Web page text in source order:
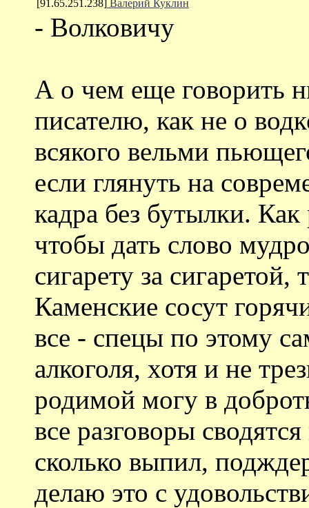
[91.65.251.238] Валерий Куклин
- Волковичу
А о чем еще говорить
писателю, как не о
всякого вельми
если глянуть на
кадра без бутылки.
чтобы дать слово
сигарету за сигаретой,
Каменские сосут
все - спецы по этому
алкоголя, хотя и не
родимой могу в
все разговоры
сколько выпил,
делаю это с